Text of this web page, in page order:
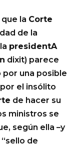
la Corte
de la
presidentA
dixit) parece
una posible
el insólito
de hacer su
ministros se
según ella –y
de